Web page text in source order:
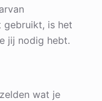
gebruikt, is het
jij nodig hebt.
wat je